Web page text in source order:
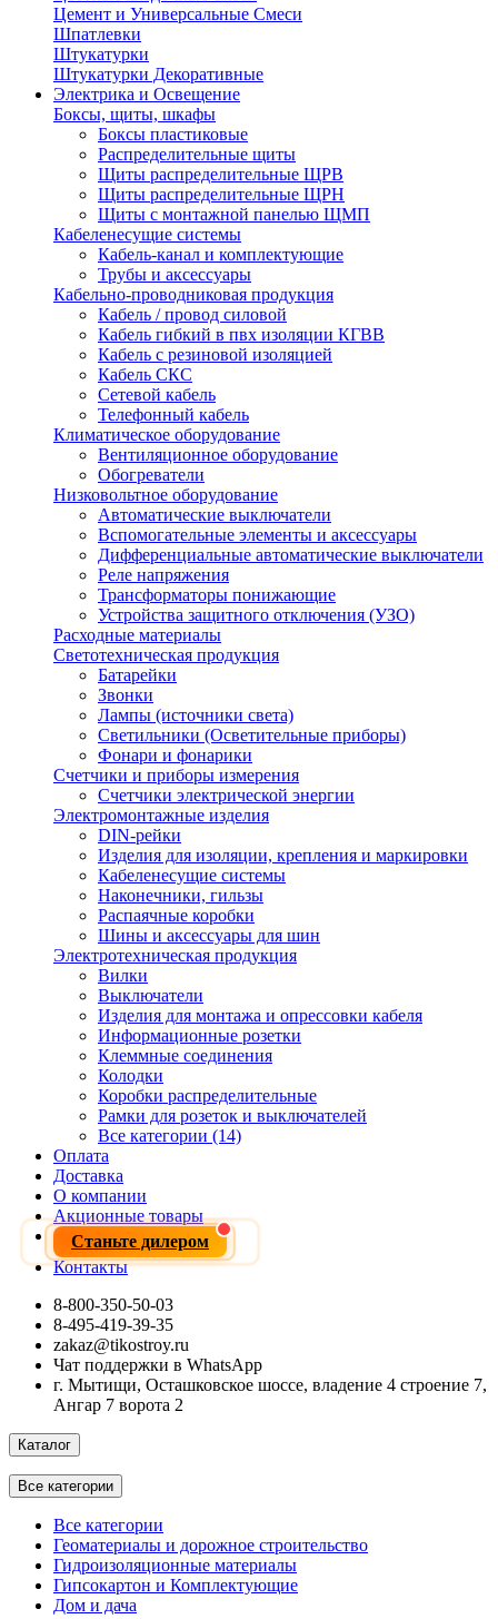
Цемент и Универсальные Смеси
Шпатлевки
Штукатурки
Штукатурки Декоративные
Электрика и Освещение
Боксы, щиты, шкафы
Боксы пластиковые
Распределительные щиты
Щиты распределительные ЩРВ
Щиты распределительные ЩРН
Щиты с монтажной панелью ЩМП
Кабеленесущие системы
Кабель-канал и комплектующие
Трубы и аксессуары
Кабельно-проводниковая продукция
Кабель / провод силовой
Кабель гибкий в пвх изоляции КГВВ
Кабель с резиновой изоляцией
Кабель СКС
Сетевой кабель
Телефонный кабель
Климатическое оборудование
Вентиляционное оборудование
Обогреватели
Низковольтное оборудование
Автоматические выключатели
Вспомогательные элементы и аксессуары
Дифференциальные автоматические выключатели
Реле напряжения
Трансформаторы понижающие
Устройства защитного отключения (УЗО)
Расходные материалы
Светотехническая продукция
Батарейки
Звонки
Лампы (источники света)
Светильники (Осветительные приборы)
Фонари и фонарики
Счетчики и приборы измерения
Счетчики электрической энергии
Электромонтажные изделия
DIN-рейки
Изделия для изоляции, крепления и маркировки
Кабеленесущие системы
Наконечники, гильзы
Распаячные коробки
Шины и аксессуары для шин
Электротехническая продукция
Вилки
Выключатели
Изделия для монтажа и опрессовки кабеля
Информационные розетки
Клеммные соединения
Колодки
Коробки распределительные
Рамки для розеток и выключателей
Все категории (14)
Оплата
Доставка
О компании
Акционные товары
Станьте дилером
Контакты
8-800-350-50-03
8-495-419-39-35
zakaz@tikostroy.ru
Чат поддержки в WhatsApp
г. Мытищи, Осташковское шоссе, владение 4 строение 7,
Ангар 7 ворота 2
Каталог
Все категории
Все категории
Геоматериалы и дорожное строительство
Гидроизоляционные материалы
Гипсокартон и Комплектующие
Дом и дача